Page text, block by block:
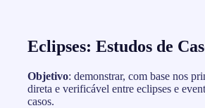
Eclipses: Estudos de
Objetivo: demonstrar, com base nos
direta e verificável entre eclipses e
casos.